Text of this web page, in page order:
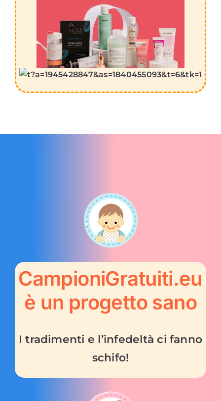
CampioniGratuiti.eu
è un progetto sano
I tradimenti e l’infedeltà ci fanno
schifo!